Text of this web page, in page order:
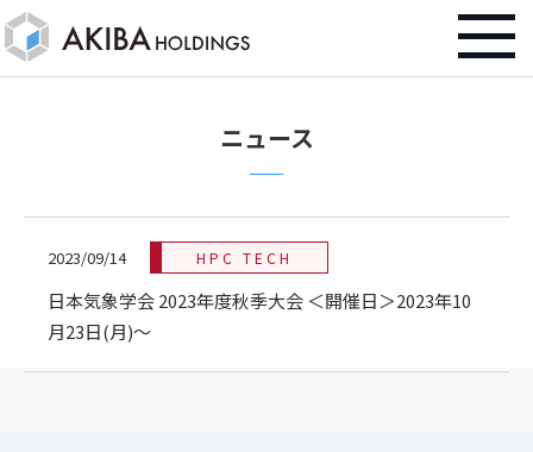
ニュース
2023/09/14 HPC TECH
日本気象学会 2023年度秋季大会 ＜開催日＞2023年10
月23日(月)～